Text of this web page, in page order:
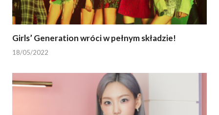
Girls’ Generation wróci w pełnym składzie!
18/05/2022